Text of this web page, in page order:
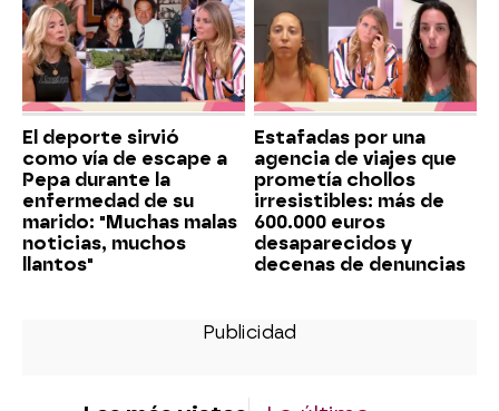
El deporte sirvió
como vía de escape a
Pepa durante la
enfermedad de su
marido: "Muchas malas
noticias, muchos
llantos"
Estafadas por una
agencia de viajes que
prometía chollos
irresistibles: más de
600.000 euros
desaparecidos y
decenas de denuncias